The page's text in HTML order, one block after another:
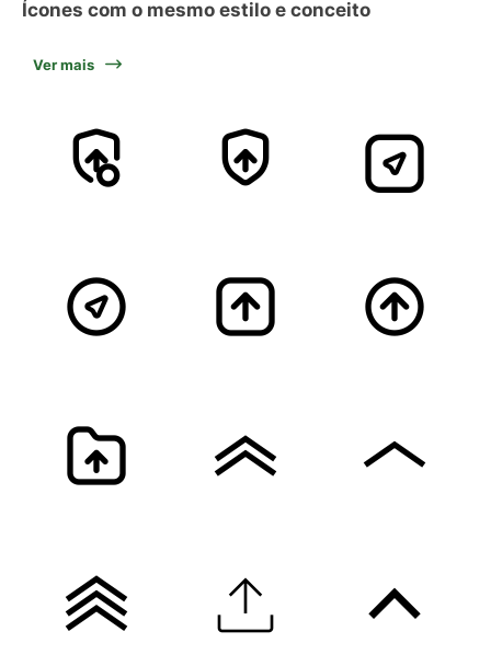
Ícones com o mesmo estilo e conceito
Ver mais